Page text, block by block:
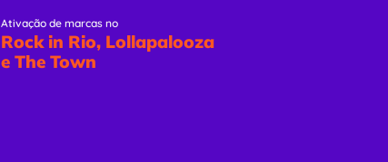
Ativação de marcas no
Rock in Rio, Lollapalooza
e The Town